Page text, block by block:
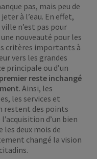
pas, mais peu de
à l’eau. En effet,
n’est pas pour
nouveauté pour les
critères importants à
vers les grandes
principale ou d’un
reste inchangé
. Ainsi, les
les services et
restent des points
d’un bien
deux mois de
changé la vision